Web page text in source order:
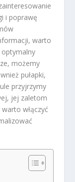
i poprawę
warto
możemy
pułapki,
przyjrzymy
jej zaletom
włączyć